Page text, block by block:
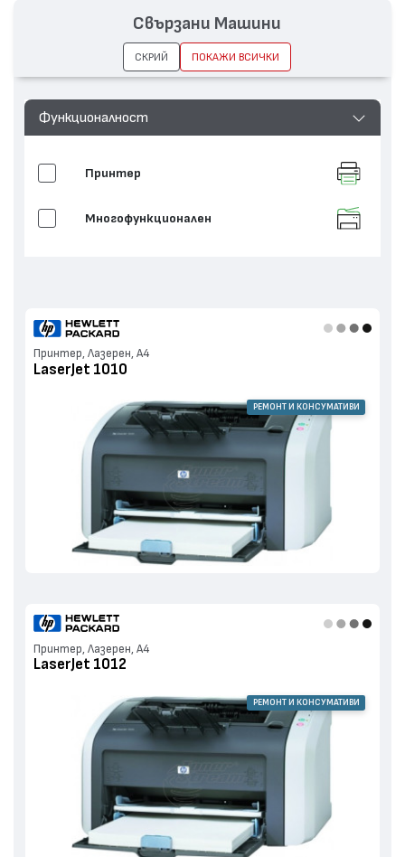
качество.
Функционалност
Принтер
Многофункционален
Принтер, Лазерен, А4
LaserJet 1010
РЕМОНТ И КОНСУМАТИВИ
Принтер, Лазерен, А4
LaserJet 1012
РЕМОНТ И КОНСУМАТИВИ
Свързани Машини
СКРИЙ ПОКАЖИ ВСИЧКИ